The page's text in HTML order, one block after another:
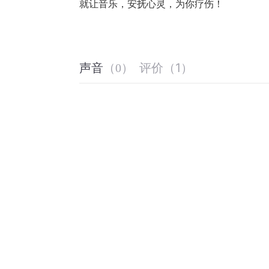
就让音乐， 安抚心灵，为你疗伤！
声音 （0） 评价 （1 ）